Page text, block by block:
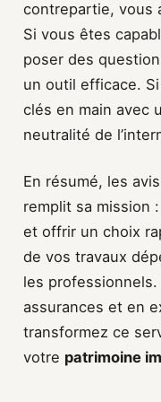
contrepartie, vous
Si vous êtes
poser des
un outil efficace.
clés en main avec
neutralité de
En résumé, les
remplit sa mission
et offrir un choix
de vos travaux
les
assurances et en
transformez ce
votre patrimoine